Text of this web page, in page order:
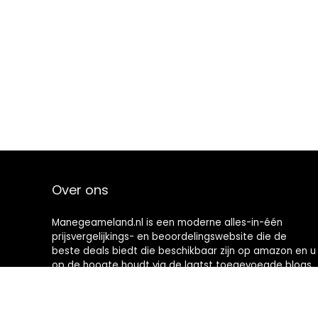
Over ons
Manegeameland.nl is een moderne alles-in-één
prijsvergelijkings- en beoordelingswebsite die de
beste deals biedt die beschikbaar zijn op amazon en u
op de hoogte houdt via de laatst toegevoegde blogs.